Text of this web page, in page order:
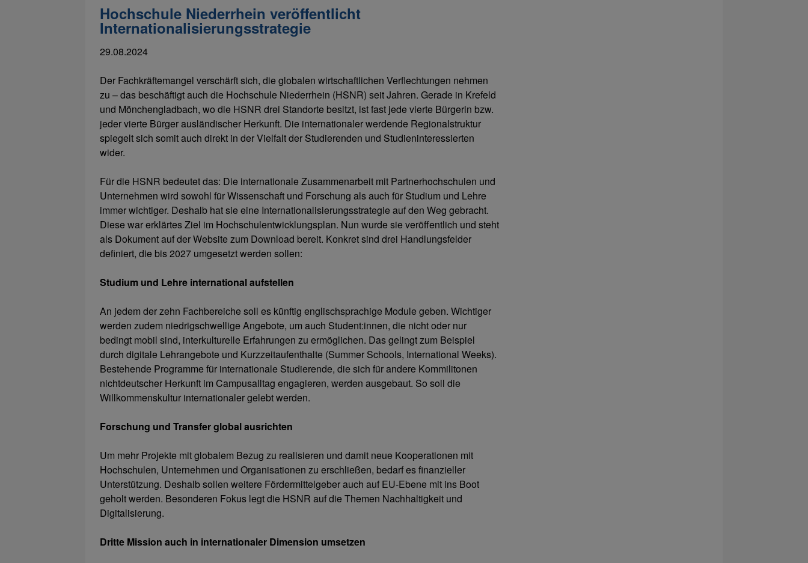
Hochschule Niederrhein veröffentlicht
Internationalisierungsstrategie
29.08.2024
Der Fachkräftemangel verschärft sich, die globalen wirtschaftlichen Verflechtungen nehmen
zu – das beschäftigt auch die Hochschule Niederrhein (HSNR) seit Jahren. Gerade in Krefeld
und Mönchengladbach, wo die HSNR drei Standorte besitzt, ist fast jede vierte Bürgerin bzw.
jeder vierte Bürger ausländischer Herkunft. Die internationaler werdende Regionalstruktur
spiegelt sich somit auch direkt in der Vielfalt der Studierenden und Studieninteressierten
wider.
Für die HSNR bedeutet das: Die internationale Zusammenarbeit mit Partnerhochschulen und
Unternehmen wird sowohl für Wissenschaft und Forschung als auch für Studium und Lehre
immer wichtiger. Deshalb hat sie eine Internationalisierungsstrategie auf den Weg gebracht.
Diese war erklärtes Ziel im Hochschulentwicklungsplan. Nun wurde sie veröffentlich und steht
als Dokument auf der Website zum Download bereit. Konkret sind drei Handlungsfelder
definiert, die bis 2027 umgesetzt werden sollen:
Studium und Lehre international aufstellen
An jedem der zehn Fachbereiche soll es künftig englischsprachige Module geben. Wichtiger
werden zudem niedrigschwellige Angebote, um auch Student:innen, die nicht oder nur
bedingt mobil sind, interkulturelle Erfahrungen zu ermöglichen. Das gelingt zum Beispiel
durch digitale Lehrangebote und Kurzzeitaufenthalte (Summer Schools, International Weeks).
Bestehende Programme für internationale Studierende, die sich für andere Kommilitonen
nichtdeutscher Herkunft im Campusalltag engagieren, werden ausgebaut. So soll die
Willkommenskultur internationaler gelebt werden.
Forschung und Transfer global ausrichten
Um mehr Projekte mit globalem Bezug zu realisieren und damit neue Kooperationen mit
Hochschulen, Unternehmen und Organisationen zu erschließen, bedarf es finanzieller
Unterstützung. Deshalb sollen weitere Fördermittelgeber auch auf EU-Ebene mit ins Boot
geholt werden. Besonderen Fokus legt die HSNR auf die Themen Nachhaltigkeit und
Digitalisierung.
Dritte Mission auch in internationaler Dimension umsetzen